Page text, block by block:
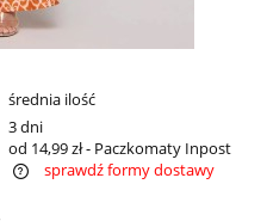
średnia ilość
3 dni
od 14,99 zł- Paczkomaty Inpost
sprawdź formy dostawy